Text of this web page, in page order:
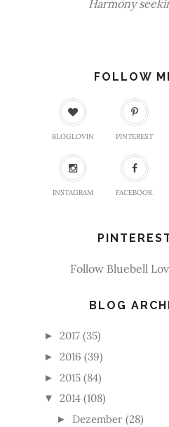
Harmony
FOLLOW
BLOGLOVIN PINTEREST
INSTAGRAM FACEBOOK
Follow Bluebell
BLOG
► 2017 (35)
► 2016 (39)
► 2015 (84)
▼ 2014 (108)
► Dezember (28)